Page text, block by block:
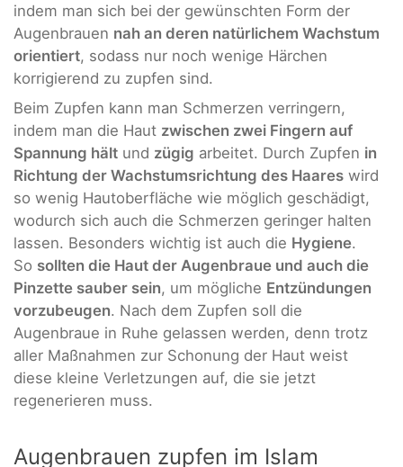
indem man sich bei der gewünschten Form der
Augenbrauen nah an deren natürlichem Wachstum
orientiert, sodass nur noch wenige Härchen
korrigierend zu zupfen sind.
Beim Zupfen kann man Schmerzen verringern,
indem man die Haut zwischen zwei Fingern auf
Spannung hält und zügig arbeitet. Durch Zupfen in
Richtung der Wachstumsrichtung des Haares wird
so wenig Hautoberfläche wie möglich geschädigt,
wodurch sich auch die Schmerzen geringer halten
lassen. Besonders wichtig ist auch die Hygiene.
So sollten die Haut der Augenbraue und auch die
Pinzette sauber sein, um mögliche Entzündungen
vorzubeugen. Nach dem Zupfen soll die
Augenbraue in Ruhe gelassen werden, denn trotz
aller Maßnahmen zur Schonung der Haut weist
diese kleine Verletzungen auf, die sie jetzt
regenerieren muss.
Augenbrauen zupfen im Islam